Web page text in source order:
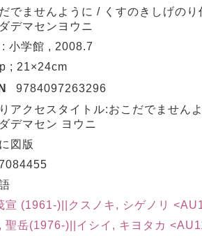
でませんように / くすのきしげの
デマセンヨウニ
小学館 , 2008.7
; 21×24cm
9784097263296
アクセスタイトル:おこだでません
デマセン ヨウニ
図版
宣 (1961-)||クスノキ, シゲノリ
聖岳(1976-)||イシイ, キヨタカ